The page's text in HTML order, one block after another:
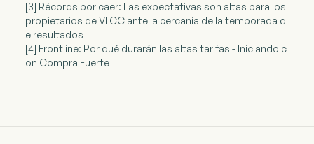
[3] Récords por caer: Las expectativas son altas para los
propietarios de VLCC ante la cercanía de la temporada d
e resultados
[4] Frontline: Por qué durarán las altas tarifas - Iniciando c
on Compra Fuerte